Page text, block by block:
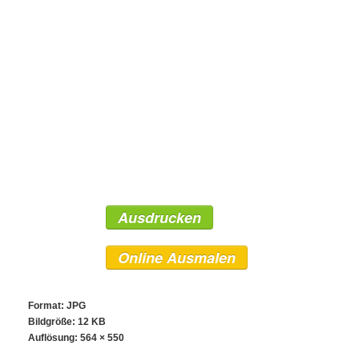
Ausdrucken
Online Ausmalen
Format: JPG
Bildgröße: 12 KB
Auflösung: 564 × 550